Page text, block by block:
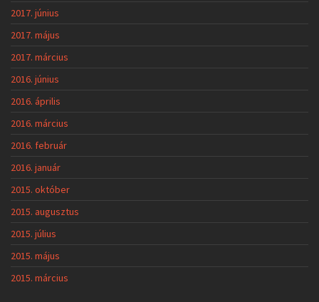
2017. június
2017. május
2017. március
2016. június
2016. április
2016. március
2016. február
2016. január
2015. október
2015. augusztus
2015. július
2015. május
2015. március